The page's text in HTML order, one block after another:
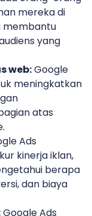
mereka di
membantu
yang
web:Google
meningkatkan
atas
Ads
kinerja iklan,
berapa
dan biaya
Google Ads